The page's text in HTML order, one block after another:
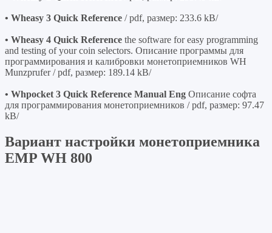
• Wheasy 3 Quick Reference / pdf, размер: 233.6 kB/
• Wheasy 4 Quick Reference the software for easy programming
and testing of your coin selectors. Описание программы для
программирования и калибровки монетоприемников WH
Munzprufer / pdf, размер: 189.14 kB/
• Whpocket 3 Quick Reference Manual Eng Описание софта
для программирования монетоприемников / pdf, размер: 97.47
kB/
Вариант настройки монетоприемника
EMP WH 800